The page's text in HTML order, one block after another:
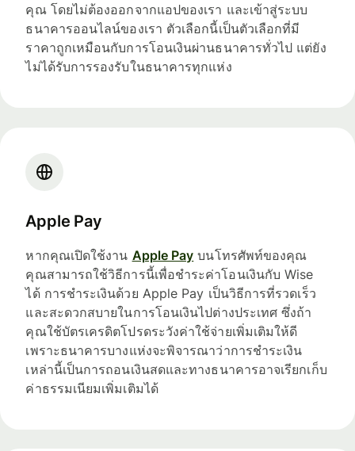
คุณ โดยไม่ต้องออกจากแอปของเรา และเข้าสู่ระบบ
ธนาคารออนไลน์ของเรา ตัวเลือกนี้เป็นตัวเลือกที่มี
ราคาถูกเหมือนกับการโอนเงินผ่านธนาคารทั่วไป แต่ยัง
ไม่ได้รับการรองรับในธนาคารทุกแห่ง
Apple Pay
หากคุณเปิดใช้งาน Apple Pay บนโทรศัพท์ของคุณ
คุณสามารถใช้วิธีการนี้เพื่อชำระค่าโอนเงินกับ Wise
ได้ การชำระเงินด้วย Apple Pay เป็นวิธีการที่รวดเร็ว
และสะดวกสบายในการโอนเงินไปต่างประเทศ ซึ่งถ้า
คุณใช้บัตรเครดิตโปรดระวังค่าใช้จ่ายเพิ่มเติมให้ดี
เพราะธนาคารบางแห่งจะพิจารณาว่าการชำระเงิน
เหล่านี้เป็นการถอนเงินสดและทางธนาคารอาจเรียกเก็บ
ค่าธรรมเนียมเพิ่มเติมได้